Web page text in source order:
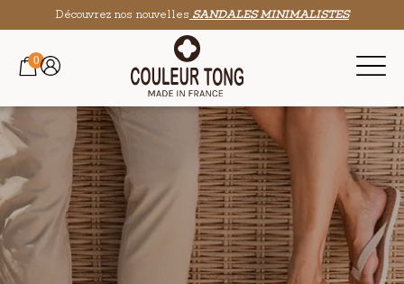
Découvrez nos nouvelles SANDALES MINIMALISTES
0